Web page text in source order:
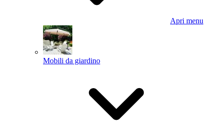
Apri menu
Mobili da giardino